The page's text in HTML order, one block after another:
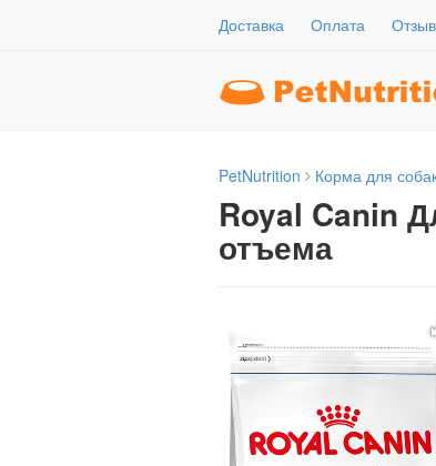
Доставка Оплата
PetNutrition Корма для
Royal Canin
отъема